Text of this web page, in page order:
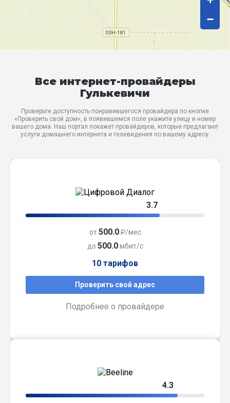
−
Все интернет-провайдеры
Гулькевичи
Проверьте доступность понравившегося провайдера по кнопке
«Проверить свой дом», в появившемся поле укажите улицу и номер
вашего дома. Наш портал покажет провайдеров, которые предлагают
услуги домашнего интернета и телевидения по вашему адресу.
3.7
от500.0₽/мес
до 500.0мбит/с
10 тарифов
Проверить свой адрес
Подробнее о провайдере
4.3